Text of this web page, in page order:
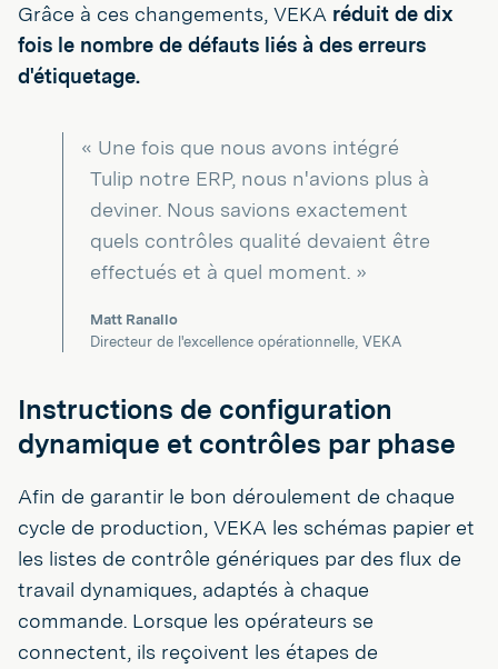
Grâce à ces changements, VEKA réduit de dix
fois le nombre de défauts liés à des erreurs
d'étiquetage.
« Une fois que nous avons intégré
Tulip notre ERP, nous n'avions plus à
deviner. Nous savions exactement
quels contrôles qualité devaient être
effectués et à quel moment. »
Matt Ranallo
Directeur de l'excellence opérationnelle, VEKA
Instructions de configuration
dynamique et contrôles par phase
Afin de garantir le bon déroulement de chaque
cycle de production, VEKA les schémas papier et
les listes de contrôle génériques par des flux de
travail dynamiques, adaptés à chaque
commande. Lorsque les opérateurs se
connectent, ils reçoivent les étapes de